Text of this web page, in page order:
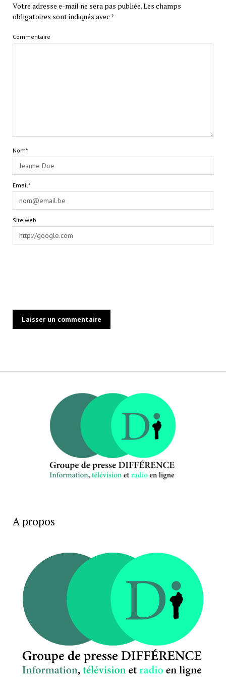
Votre adresse e-mail ne sera pas publiée.Les champs
obligatoires sont indiqués avec *
Commentaire
Nom*
Email*
Site web
A propos